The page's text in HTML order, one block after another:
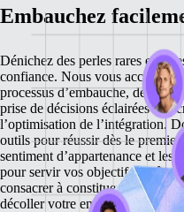
Embauchez
Dénichez des perles rares et
confiance. Nous vous
processus d’embauche, de
prise de décisions éclairées à la
l’optimisation de l’intégration.
outils pour réussir dès le
sentiment d’appartenance et les
pour servir vos objectifs. Grâce
consacrer à constituer une
décoller votre entreprise.